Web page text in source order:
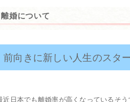
離婚について
前向きに新しい人生のスタ
近日本でも離婚率が高くなっているそ